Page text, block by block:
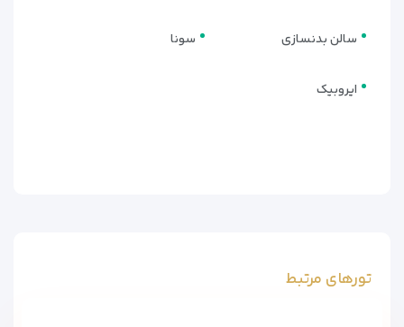
سالن بدنسازی سونا
ایروبیک
تورهای مرتبط